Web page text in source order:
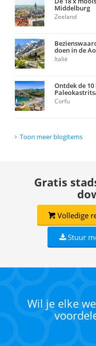
Middelburg
Zeeland
doen in de
Italië
Ontdek de
Corfu
Toon meer blogitems
Gratis
Volledige
Stuur
Wil je elke